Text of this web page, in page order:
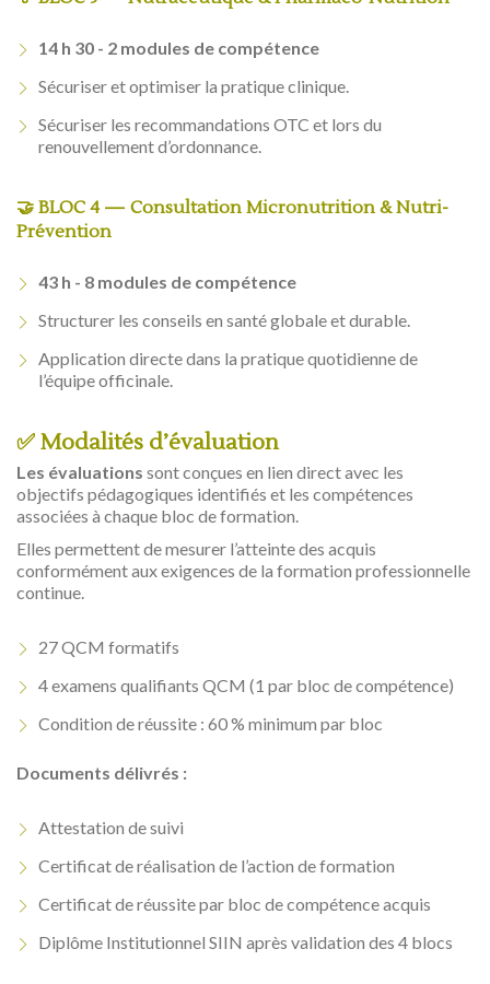
14 h 30 - 2 modules de compétence
Sécuriser et optimiser la pratique clinique.
Sécuriser les recommandations OTC et lors du
renouvellement d’ordonnance.
🤝 BLOC 4 — Consultation Micronutrition & Nutri-
Prévention
43 h - 8 modules de compétence
Structurer les conseils en santé globale et durable.
Application directe dans la pratique quotidienne de
l’équipe officinale.
✅ Modalités d’évaluation
Les évaluations sont conçues en lien direct avec les
objectifs pédagogiques identifiés et les compétences
associées à chaque bloc de formation.
Elles permettent de mesurer l’atteinte des acquis
conformément aux exigences de la formation professionnelle
continue.
27 QCM formatifs
4 examens qualifiants QCM (1 par bloc de compétence)
Condition de réussite : 60 % minimum par bloc
Documents délivrés :
Attestation de suivi
Certificat de réalisation de l’action de formation
Certificat de réussite par bloc de compétence acquis
Diplôme Institutionnel SIIN après validation des 4 blocs